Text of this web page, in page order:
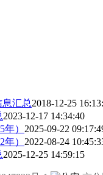
汇总2018-12-25
2023-12-17 14:34:40
） 2025-09-22
） 2022-08-24
2025-12-25 14:59:15